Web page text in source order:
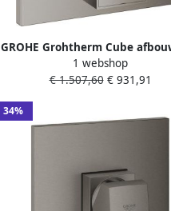
GROHE Grohtherm Cube
voor inbouw badthermostaat
geïntegreerde omstelling voor
1 webshop
€ 1.507,60€ 931,91
34%